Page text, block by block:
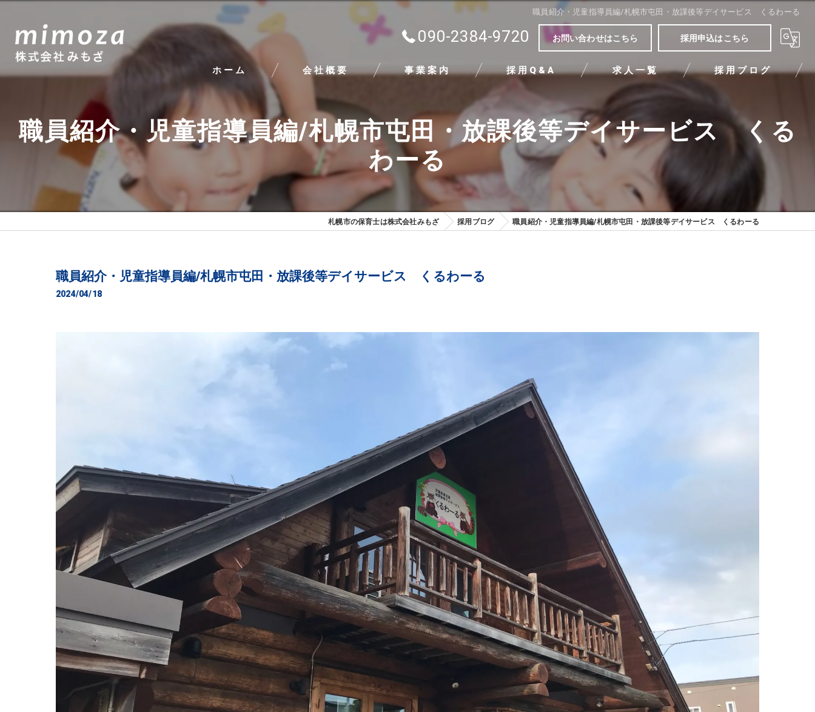
職員紹介・児童指導員編/札幌市屯田・放課後等デイサービス くるわーる
090-2384-9720 お問い合わせはこちら 採用申込はこちら
ホーム 会社概要
代表挨拶
ビジョン
求める人物像
事業案内 採用Q&A 求人一覧 採用ブログ
職員紹介・児童指導員編/札幌市屯田・放課後等デイサービス くる
わーる
札幌市の保育士は株式会社みもざ 採用ブログ 職員紹介・児童指導員編/札幌市屯田・放課後等デイサービス くるわーる
職員紹介・児童指導員編/札幌市屯田・放課後等デイサービス くるわーる
2024/04/18